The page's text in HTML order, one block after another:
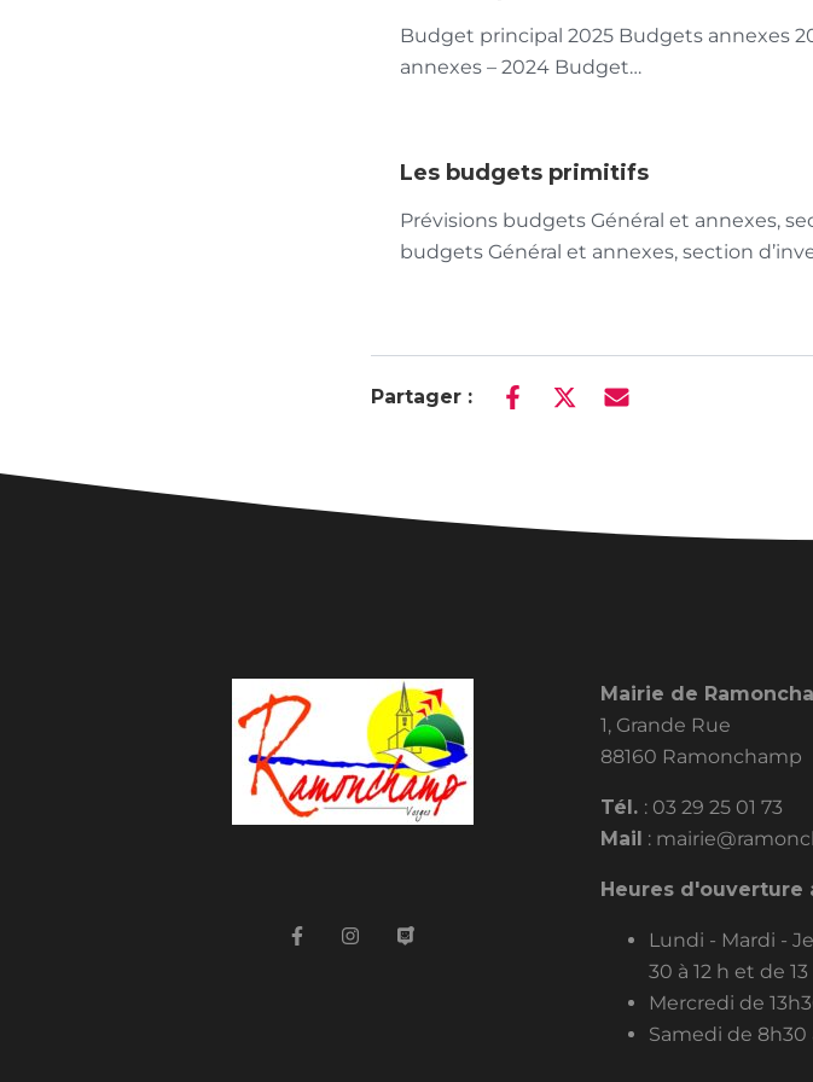
Budget principal 2025 Budgets annexes
annexes – 2024 Budget…
Les budgets primitifs
Prévisions budgets Général et annexes,
budgets Général et annexes, section
Partager :
Mairie de
1, Grande Rue
88160 Ramonchamp
Tél. : 03 29 25 01 73
Mail :
Heures d'ouverture
Lundi - Mardi -
30 à 12 h et de
Mercredi de
Samedi de 8h30